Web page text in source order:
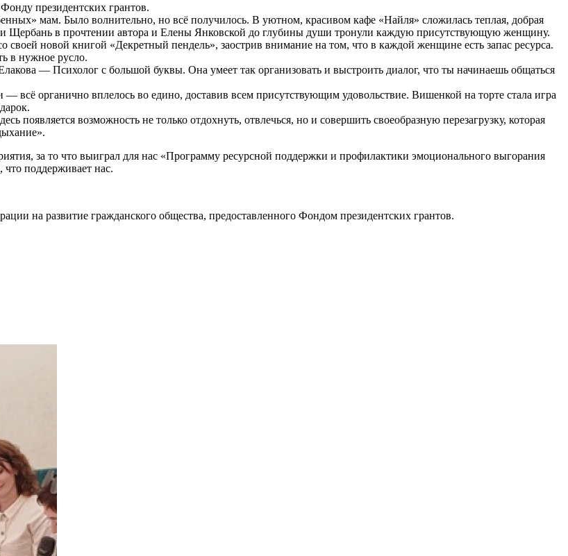
президентских грантов.
мам. Было волнительно, но всё получилось. В уютном, красивом кафе «Найля» сложилась теплая, добрая
Щербань в прочтении автора и Елены Янковской до глубины души тронули каждую присутствующую женщину.
новой книгой «Декретный пендель», заострив внимание на том, что в каждой женщине есть запас ресурса.
в нужное русло.
— Психолог с большой буквы. Она умеет так организовать и выстроить диалог, что ты начинаешь общаться
всё органично вплелось во едино, доставив всем присутствующим удовольствие. Вишенкой на торте стала игра
возможность не только отдохнуть, отвлечься, но и совершить своеобразную перезагрузку, которая
за то что выиграл для нас «Программу ресурсной поддержки и профилактики эмоционального выгорания
поддерживает нас.
на развитие гражданского общества, предоставленного Фондом президентских грантов.